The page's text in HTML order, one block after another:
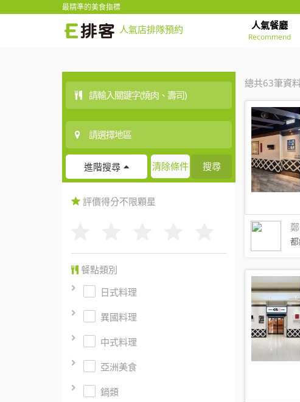
最精準的美食指標
人氣店排隊預約 人氣餐廳
Recommend
進階搜尋 清除條件 搜尋
評價得分不限顆星
餐點類別
日式料理
異國料理
中式料理
亞洲美食
鍋類
總共63筆資